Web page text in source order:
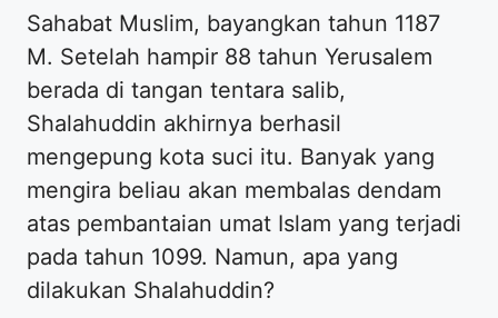
​Sahabat Muslim, bayangkan tahun 1187
M. Setelah hampir 88 tahun Yerusalem
berada di tangan tentara salib,
Shalahuddin akhirnya berhasil
mengepung kota suci itu. Banyak yang
mengira beliau akan membalas dendam
atas pembantaian umat Islam yang terjadi
pada tahun 1099. Namun, apa yang
dilakukan Shalahuddin?